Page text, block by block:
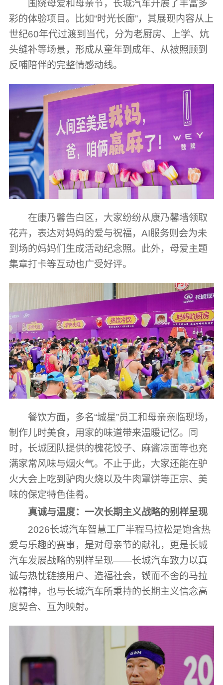
围绕母爱和母亲节，长城汽车开展了丰富多
彩的体验项目。比如“时光长廊”，其展现内容从上
世纪60年代过渡到当代，分为老厨房、上学、炕
头缝补等场景，形成从童年到成年、从被照顾到
反哺陪伴的完整情感动线。
在康乃馨告白区，大家纷纷从康乃馨墙领取
花卉，表达对妈妈的爱与祝福，AI服务则会为未
到场的妈妈们生成活动纪念照。此外，母爱主题
集章打卡等互动也广受好评。
餐饮方面，多名“城星”员工和母亲亲临现场，
制作儿时美食，用家的味道带来温暖记忆。同
时，长城团队提供的槐花饺子、麻酱凉面等也充
满家常风味与烟火气。不止于此，大家还能在驴
火大会上吃到驴肉火烧以及牛肉罩饼等正宗、美
味的保定特色佳肴。
真诚与温度：一次长期主义战略的别样呈现
2026长城汽车智慧工厂半程马拉松是饱含热
爱与乐趣的赛事，是对母亲节的献礼，更是长城
汽车发展战略的别样呈现——长城汽车致力以真
诚与热忱链接用户、造福社会，锲而不舍的马拉
松精神，也与长城汽车所秉持的长期主义信念高
度契合、互为映射。